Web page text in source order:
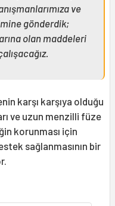
ve
gönderdik;
olan maddeleri
karşı karşıya olduğu
ve uzun menzilli füze
korunması için
sağlanmasının bir